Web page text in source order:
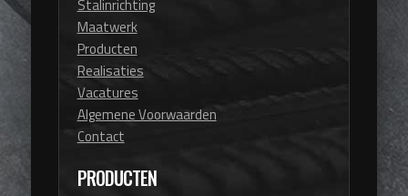
Stalinrichting
Maatwerk
Producten
Realisaties
Vacatures
Algemene Voorwaarden
Contact
PRODUCTEN